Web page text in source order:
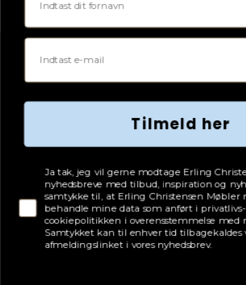
Email
Tilmeld her
Tjekboks samtykke
Ja tak, jeg vil gerne modtage Erling
nyhedsbreve med tilbud, inspiration og
samtykke til, at Erling Christensen Møbler
behandle mine data som anført i
cookiepolitikken i overensstemmelse med
Samtykket kan til enhver tid tilbagekaldes
afmeldingslinket i vores nyhedsbrev.